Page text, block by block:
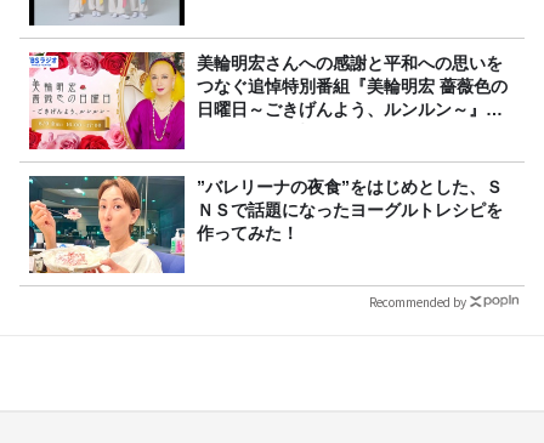
美輪明宏さんへの感謝と平和への思いを
つなぐ追悼特別番組『美輪明宏 薔薇色の
日曜日～ごきげんよう、ルンルン～』
”バレリーナの夜食”をはじめとした、Ｓ
ＮＳで話題になったヨーグルトレシピを
作ってみた！
Recommended by